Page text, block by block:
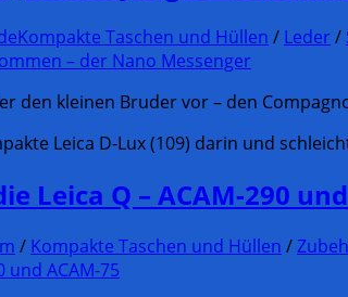
Kompakte Taschen und Hüllen / Leder /
den kleinen Bruder vor – den
Leica D-Lux (109) darin und
Q – ACAM-290
/ Kompakte Taschen und Hüllen /